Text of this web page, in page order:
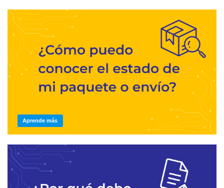
Aprende más